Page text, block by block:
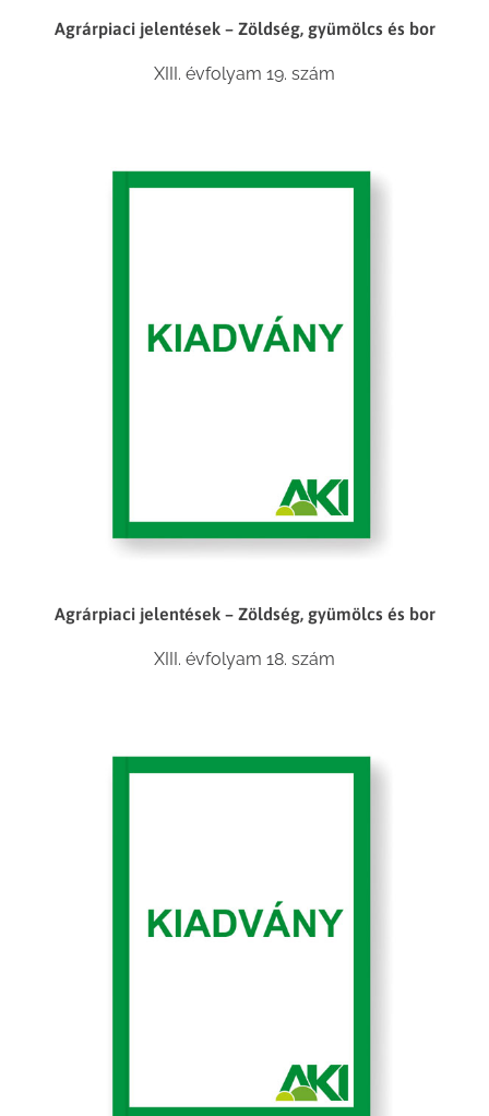
Agrárpiaci jelentések – Zöldség, gyümölcs és bor
XIII. évfolyam 19. szám
Agrárpiaci jelentések – Zöldség, gyümölcs és bor
XIII. évfolyam 18. szám